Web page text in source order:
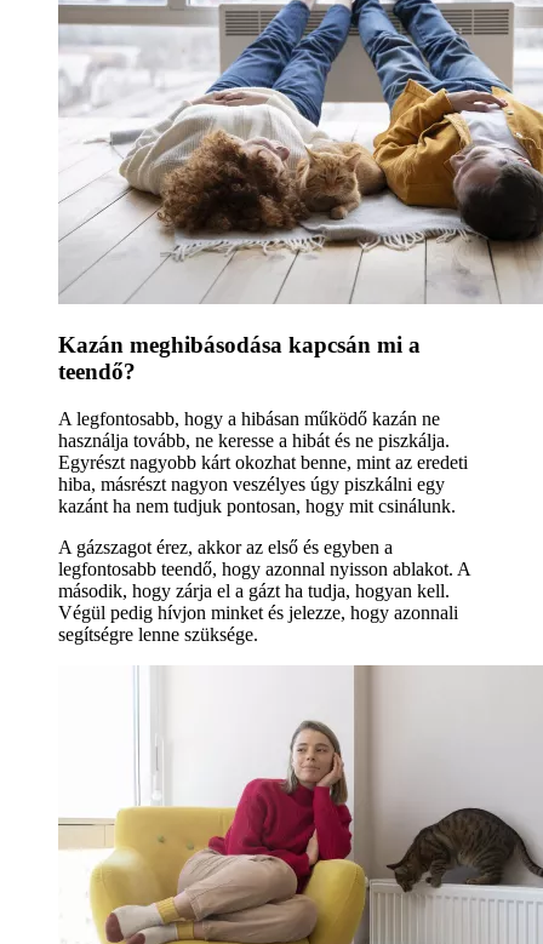
Kazán meghibásodása kapcsán mi a
teendő?
A legfontosabb, hogy a hibásan működő kazán ne
használja tovább, ne keresse a hibát és ne piszkálja.
Egyrészt nagyobb kárt okozhat benne, mint az eredeti
hiba, másrészt nagyon veszélyes úgy piszkálni egy
kazánt ha nem tudjuk pontosan, hogy mit csinálunk.
A gázszagot érez, akkor az első és egyben a
legfontosabb teendő, hogy azonnal nyisson ablakot. A
második, hogy zárja el a gázt ha tudja, hogyan kell.
Végül pedig hívjon minket és jelezze, hogy azonnali
segítségre lenne szüksége.